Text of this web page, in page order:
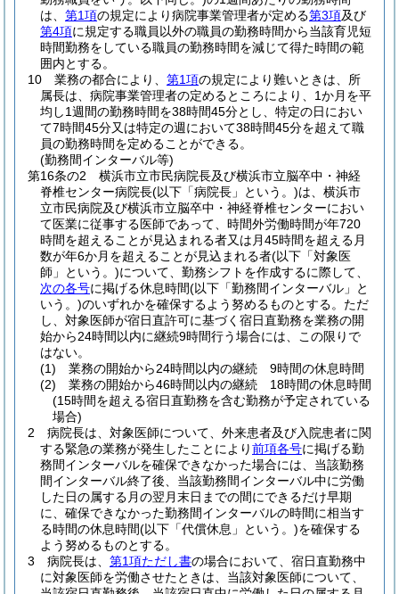
は、 第1項の規定により病院事業管理者が定める第3項及び
第4項に規定する職員以外の職員の勤務時間から当該育児短
時間勤務をしている職員の勤務時間を減じて得た時間の範
囲内とする。
10
業務の都合により、 第1項の規定により難いときは、所
属長は、病院事業管理者の定めるところにより、1か月を平
均し1週間の勤務時間を38時間45分とし、特定の日におい
て7時間45分又は特定の週において38時間45分を超えて職
員の勤務時間を定めることができる。
(勤務間インターバル等)
第16条の2
横浜市立市民病院長及び横浜市立脳卒中・神経
脊椎センター病院長(以下「病院長」という。)は、横浜市
立市民病院及び横浜市立脳卒中・神経脊椎センターにおい
て医業に従事する医師であって、時間外労働時間が年720
時間を超えることが見込まれる者又は月45時間を超える月
数が年6か月を超えることが見込まれる者(以下「対象医
師」という。)について、勤務シフトを作成するに際して、
次の各号に掲げる休息時間(以下「勤務間インターバル」と
いう。)のいずれかを確保するよう努めるものとする。 ただ
し、対象医師が宿日直許可に基づく宿日直勤務を業務の開
始から24時間以内に継続9時間行う場合には、この限りで
はない。
(1)
業務の開始から24時間以内の継続 9時間の休息時間
(2)
業務の開始から46時間以内の継続 18時間の休息時間
(15時間を超える宿日直勤務を含む勤務が予定されている
場合)
2
病院長は、対象医師について、外来患者及び入院患者に関
する緊急の業務が発生したことにより前項各号に掲げる勤
務間インターバルを確保できなかった場合には、当該勤務
間インターバル終了後、当該勤務間インターバル中に労働
した日の属する月の翌月末日までの間にできるだけ早期
に、確保できなかった勤務間インターバルの時間に相当す
る時間の休息時間(以下「代償休息」という。)を確保する
よう努めるものとする。
3
病院長は、 第1項ただし書の場合において、宿日直勤務中
に対象医師を労働させたときは、当該対象医師について、